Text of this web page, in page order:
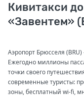
Кивитакси
«Завентем»
Аэропорт Брюсселя
Ежегодно миллионы
точки своего
современные туристы:
зоны, бесплатный wi-fi,